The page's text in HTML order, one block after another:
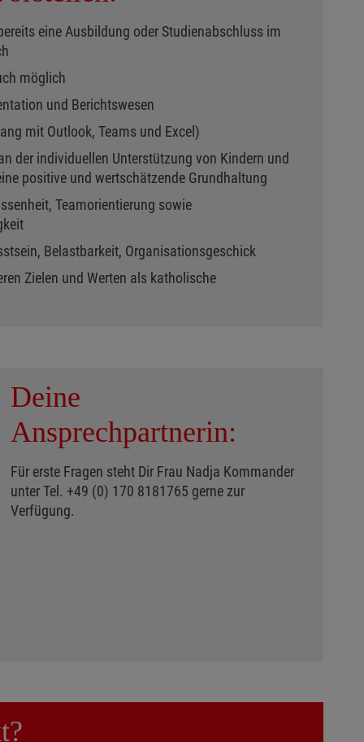
eine Ausbildung oder Studienabschluss im
möglich
und Berichtswesen
mit Outlook, Teams und Excel)
der individuellen Unterstützung von Kindern und
positive und wertschätzende Grundhaltung
Teamorientierung sowie
Belastbarkeit, Organisationsgeschick
Zielen und Werten als katholische
Deine
Ansprechpartnerin:
Für erste Fragen steht Dir Frau Nadja Kommander
unter Tel. +49 (0) 170 8181765 gerne zur
Verfügung.